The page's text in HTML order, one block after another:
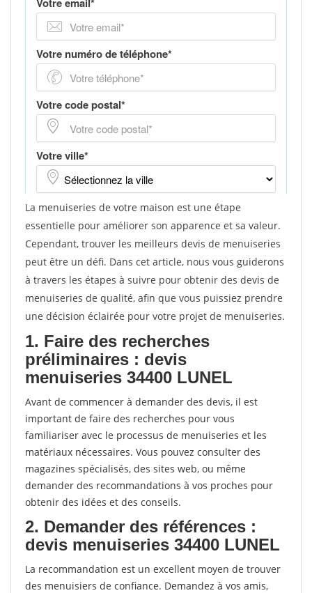
La menuiseries de votre maison est une étape
essentielle pour améliorer son apparence et sa valeur.
Cependant, trouver les meilleurs devis de menuiseries
peut être un défi. Dans cet article, nous vous guiderons
à travers les étapes à suivre pour obtenir des devis de
menuiseries de qualité, afin que vous puissiez prendre
une décision éclairée pour votre projet de menuiseries.
1. Faire des recherches
préliminaires : devis
menuiseries 34400 LUNEL
Avant de commencer à demander des devis, il est
important de faire des recherches pour vous
familiariser avec le processus de menuiseries et les
matériaux nécessaires. Vous pouvez consulter des
magazines spécialisés, des sites web, ou même
demander des recommandations à vos proches pour
obtenir des idées et des conseils.
2. Demander des références :
devis menuiseries 34400 LUNEL
La recommandation est un excellent moyen de trouver
des menuisiers de confiance. Demandez à vos amis,